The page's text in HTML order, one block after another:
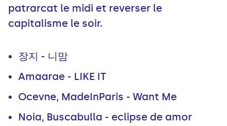
patrarcat le midi et reverser le
capitalisme le soir.
장지 - 니맘
Amaarae - LIKE IT
Ocevne, MadeInParis - Want Me
Noia, Buscabulla - eclipse de amor